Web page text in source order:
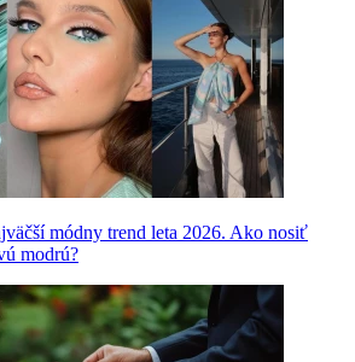
módny trend leta 2026. Ako nosiť
modrú?